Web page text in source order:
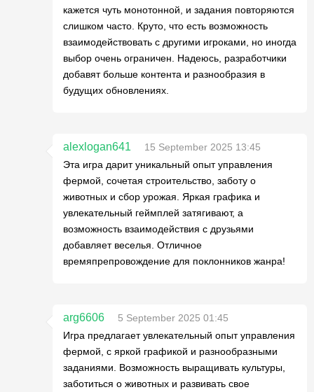
кажется чуть монотонной, и задания повторяются
слишком часто. Круто, что есть возможность
взаимодействовать с другими игроками, но иногда
выбор очень ограничен. Надеюсь, разработчики
добавят больше контента и разнообразия в
будущих обновлениях.
alexlogan641
15 September 2025 13:45
Эта игра дарит уникальный опыт управления
фермой, сочетая строительство, заботу о
животных и сбор урожая. Яркая графика и
увлекательный геймплей затягивают, а
возможность взаимодействия с друзьями
добавляет веселья. Отличное
времяпрепровождение для поклонников жанра!
arg6606
5 September 2025 01:45
Игра предлагает увлекательный опыт управления
фермой, с яркой графикой и разнообразными
заданиями. Возможность выращивать культуры,
заботиться о животных и развивать свое